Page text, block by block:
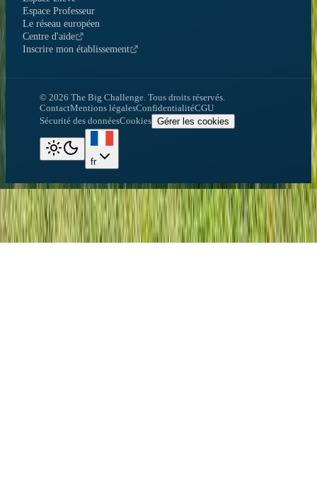
Espace Professeur
Le réseau européen
Centre d'aide
Inscrire mon établissement
© 2026 The Big Challenge. Tous droits réservés.
ContactMentions légalesConfidentialitéCGU
Sécurité des donnéesCookies Gérer les cookies
fr